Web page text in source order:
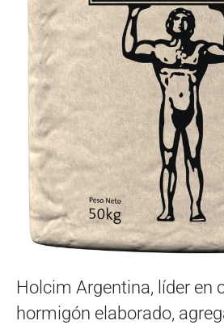
Holcim Argentina, líder en
hormigón elaborado,